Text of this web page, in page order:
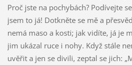
Proč jste na pochybách? Podívejte
jsem to já! Dotkněte se mě a
nemá maso a kosti; jak vidíte, já je
jim ukázal ruce i nohy. Když stále
uvěřit a jen se divili, zeptal se jich: